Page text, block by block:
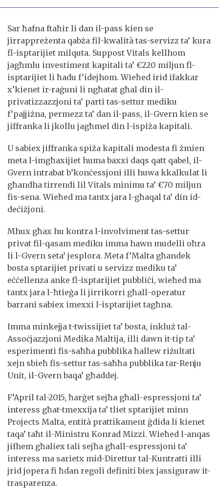
Sar ħafna ftaħir li dan il-pass kien se
jirrappreżenta qabża fil-kwalità tas-servizz ta’ kura
fl-isptarijiet milquta. Suppost Vitals kellhom
jagħmlu investiment kapitali ta’ €220 miljun fl-
isptarijiet li ħadu f’idejhom. Wieħed irid ifakkar
x’kienet ir-raġuni li ngħatat għal din il-
privatizzazzjoni ta’ parti tas-settur mediku
f’pajjiżna, permezz ta’ dan il-pass, il-Gvern kien se
jiffranka li jkollu jagħmel din l-ispiża kapitali.
U sabiex jiffranka spiża kapitali modesta fi żmien
meta l-imgħaxijiet huma baxxi daqs qatt qabel, il-
Gvern intrabat b’konċessjoni illi huwa kkalkulat li
għandha tirrendi lil Vitals minimu ta’ €70 miljun
fis-sena. Wieħed ma tantx jara l-għaqal ta’ din id-
deċiżjoni.
Mhux għax hu kontra l-involviment tas-settur
privat fil-qasam mediku imma hawn mudelli oħra
li l-Gvern seta’ jesplora. Meta f’Malta għandek
bosta sptarijiet privati u servizz mediku ta’
eċċellenza anke fl-isptarijiet pubbliċi, wieħed ma
tantx jara l-ħtieġa li jirrikorri għall-operatur
barrani sabiex imexxi l-isptarijiet tagħna.
Imma minkejja t-twissijiet ta’ bosta, inkluż tal-
Assoċjazzjoni Medika Maltija, illi dawn it-tip ta’
esperimenti fis-saħħa pubblika ħallew riżultati
xejn sbieħ fis-settur tas-saħħa pubblika tar-Renju
Unit, il-Gvern baqa’ għaddej.
F’April tal-2015, ħarġet sejħa għall-espressjoni ta’
interess għat-tmexxija ta’ tliet sptarijiet minn
Projects Malta, entità prattikament ġdida li kienet
taqa’ taħt il-Ministru Konrad Mizzi. Wieħed l-anqas
jifhem għaliex tali sejħa għall-espressjoni ta’
interess ma sarietx mid-Direttur tal-Kuntratti illi
jrid jopera fi ħdan regoli definiti biex jassiguraw it-
trasparenza.